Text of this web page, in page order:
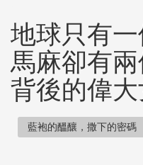
地球只有
馬麻卻有
背後的偉大
藍袍的醞釀，撒下的密碼